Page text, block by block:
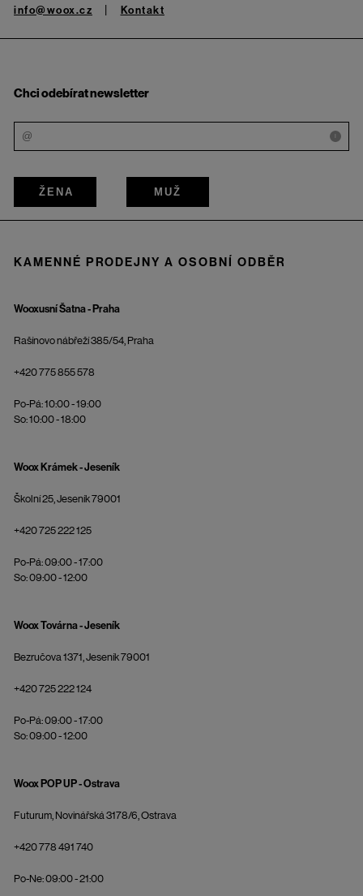
info@woox.cz Kontakt
Chci odebírat newsletter
i
ŽENA MUŽ
KAMENNÉ PRODEJNY A OSOBNÍ ODBĚR
Wooxusní Šatna - Praha
Rašínovo nábřeží 385/54, Praha
+420 775 855 578
Po-Pá: 10:00 - 19:00
So: 10:00 - 18:00
Woox Krámek - Jeseník
Školní 25, Jeseník 79001
+420 725 222 125
Po-Pá: 09:00 - 17:00
So: 09:00 - 12:00
Woox Továrna - Jeseník
Bezručova 1371, Jeseník 79001
+420 725 222 124
Po-Pá: 09:00 - 17:00
So: 09:00 - 12:00
Woox POP UP - Ostrava
Futurum, Novinářská 3178/6, Ostrava
+420 778 491 740
Po-Ne: 09:00 - 21:00